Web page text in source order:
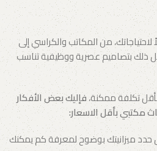
من المكاتب والكراسي إلى
ذلك بتصاميم عصرية ووظيفية تناسب
تكلفة ممكنة،فإليك بعض الأفكار
مكتبي بأقل الاسعار:
حدد ميزانيتك بوضوح لمعرفة كم يمكنك